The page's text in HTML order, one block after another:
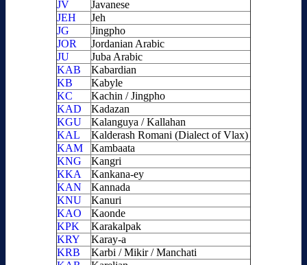
JV
Javanese
JEH
Jeh
JG
Jingpho
JOR
Jordanian Arabic
JU
Juba Arabic
KAB
Kabardian
KB
Kabyle
KC
Kachin / Jingpho
KAD
Kadazan
KGU
Kalanguya / Kallahan
KAL
Kalderash Romani (Dialect of Vlax)
KAM
Kambaata
KNG
Kangri
KKA
Kankana-ey
KAN
Kannada
KNU
Kanuri
KAO
Kaonde
KPK
Karakalpak
KRY
Karay-a
KRB
Karbi / Mikir / Manchati